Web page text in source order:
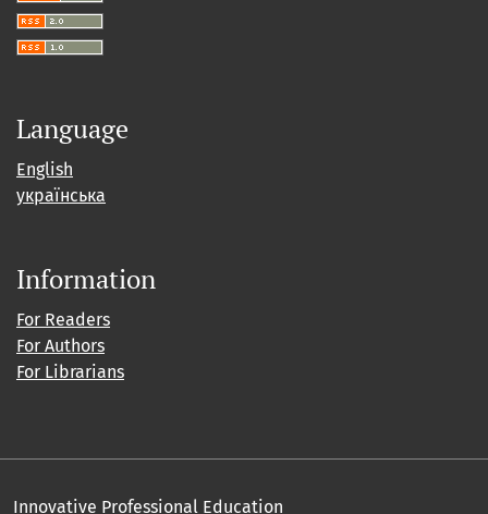
Language
English
українська
Information
For Readers
For Authors
For Librarians
Innovative Professional Education